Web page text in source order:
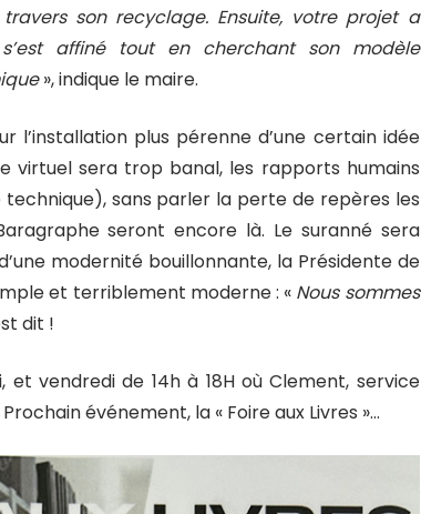
son recyclage. Ensuite, votre projet a
affiné tout en cherchant son modèle
», indique le maire.
l’installation plus pérenne d’une certain idée
virtuel sera trop banal, les rapports humains
sans parler la perte de repères les
seront encore là. Le suranné sera
modernité bouillonnante, la Présidente de
et terriblement moderne : « Nous sommes
dit !
vendredi de 14h à 18H où Clement, service
événement, la « Foire aux Livres »…